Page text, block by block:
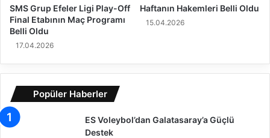
l
e
m
O
i
k
o
t
r
e
SMS Grup Efeler Ligi Play-Off
Final Etabının Maç Programı
Belli Oldu
17.04.2026
Haftanın Hakemleri Belli Oldu
15.04.2026
Popüler Haberler
ES Voleybol’dan Galatasaray’a Güçlü
Destek